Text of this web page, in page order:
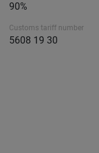
90%
Customs tariff number
5608 19 30